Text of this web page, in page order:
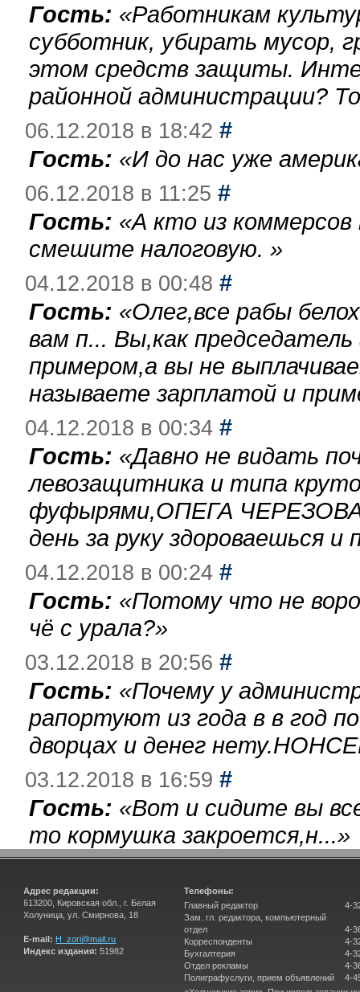
Гость: «Работникам
субботник, убирать мусор,
этом средств защиты.
районной администрации?
06.12.2018 в 18:42 #
Гость: «И до нас уже
06.12.2018 в 11:25 #
Гость: «А кто из
смешите налоговую. »
04.12.2018 в 00:48 #
Гость: «Олег,все рабы
вам п... Вы,как
примером,а вы не
называете зарплатой и
04.12.2018 в 00:34 #
Гость: «Давно не видать
левозащитника и типа
фуфырями,ОПЕГА
день за руку здороваешься
04.12.2018 в 00:24 #
Гость: «Потому что не
чё с урала?»
03.12.2018 в 20:56 #
Гость: «Почему у
рапортуют из года в в год
дворцах и денег
03.12.2018 в 16:59 #
Гость: «Вот и сидите вы
то кормушка закроется,н...»
Адрес редакции:
613200, Кировская обл., г. Белая
Холуница, ул. Смирнова, 18
E-mail: H_zori@mail.ru
Индекс издания: 51982
Телефоны:
Главный редактор
Зам. гл. редактора, компьютерный
отдел
Корреспонденты
Бухгалтерия
Отдел рекламы
Полиграфуслуги, прием объявлений
4-
4-
4-
4-
4-
4-